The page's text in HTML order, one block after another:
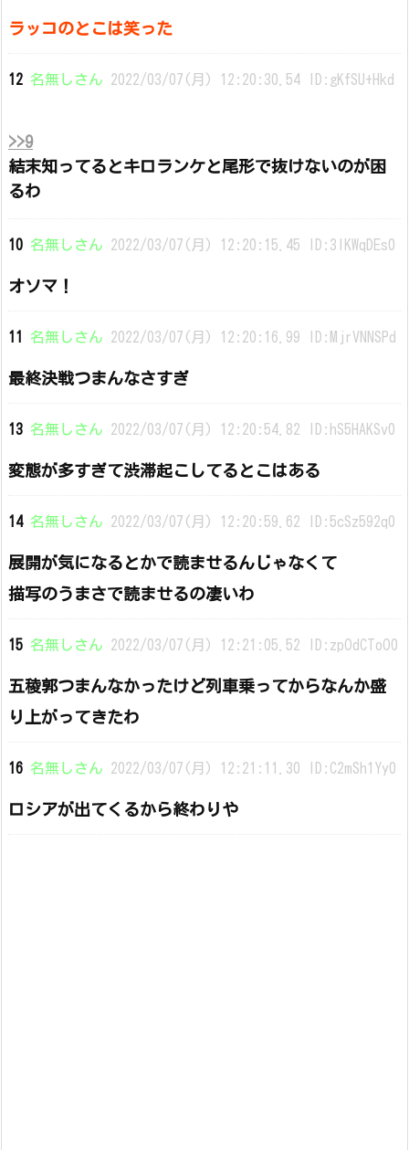
ラッコのとこは笑った
12 名無しさん 2022/03/07(月) 12:20:30.54 ID:gKfSU+Hkd
>>9
結末知ってるとキロランケと尾形で抜けないのが困
るわ
10 名無しさん 2022/03/07(月) 12:20:15.45 ID:3lKWqDEs0
オソマ！
11 名無しさん 2022/03/07(月) 12:20:16.99 ID:MjrVNNSPd
最終決戦つまんなさすぎ
13 名無しさん 2022/03/07(月) 12:20:54.82 ID:hS5HAKSv0
変態が多すぎて渋滞起こしてるとこはある
14 名無しさん 2022/03/07(月) 12:20:59.62 ID:5cSz592q0
展開が気になるとかで読ませるんじゃなくて
描写のうまさで読ませるの凄いわ
15 名無しさん 2022/03/07(月) 12:21:05.52 ID:zpOdCToO0
五稜郭つまんなかったけど列車乗ってからなんか盛
り上がってきたわ
16 名無しさん 2022/03/07(月) 12:21:11.30 ID:C2mSh1Yy0
ロシアが出てくるから終わりや